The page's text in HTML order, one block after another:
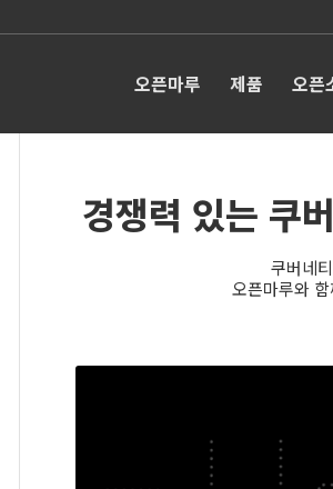
오픈마루 제품 오픈
경쟁력 있는
쿠버네
오픈마루와